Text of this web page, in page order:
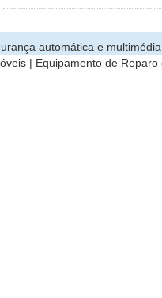
automática e multimédia
| Equipamento de Reparo